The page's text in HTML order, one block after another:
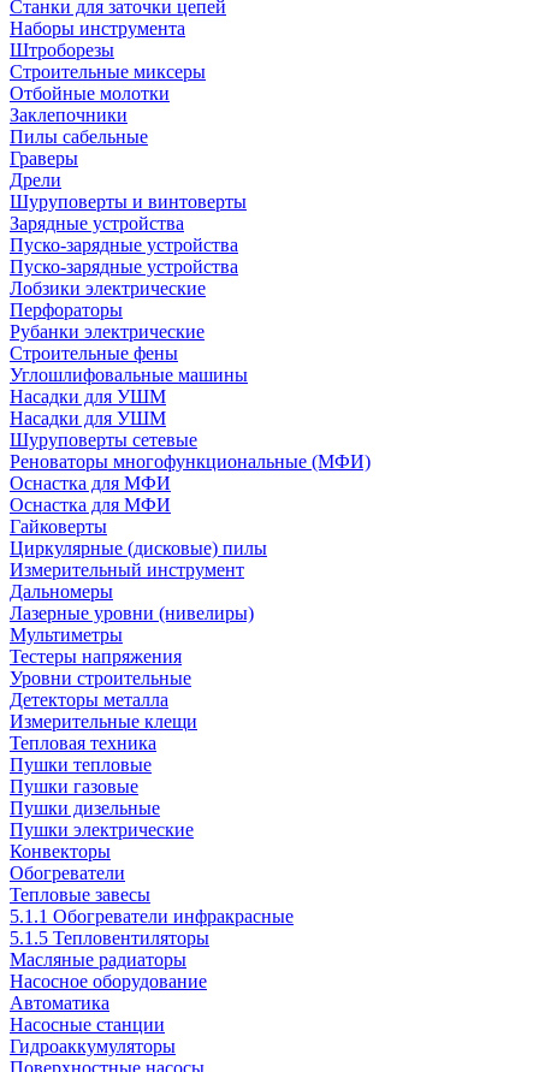
Станки для заточки цепей
Наборы инструмента
Штроборезы
Строительные миксеры
Отбойные молотки
Заклепочники
Пилы сабельные
Граверы
Дрели
Шуруповерты и винтоверты
Зарядные устройства
Пуско-зарядные устройства
Пуско-зарядные устройства
Лобзики электрические
Перфораторы
Рубанки электрические
Строительные фены
Углошлифовальные машины
Насадки для УШМ
Насадки для УШМ
Шуруповерты сетевые
Реноваторы многофункциональные (МФИ)
Оснастка для МФИ
Оснастка для МФИ
Гайковерты
Циркулярные (дисковые) пилы
Измерительный инструмент
Дальномеры
Лазерные уровни (нивелиры)
Мультиметры
Тестеры напряжения
Уровни строительные
Детекторы металла
Измерительные клещи
Тепловая техника
Пушки тепловые
Пушки газовые
Пушки дизельные
Пушки электрические
Конвекторы
Обогреватели
Тепловые завесы
5.1.1 Обогреватели инфракрасные
5.1.5 Тепловентиляторы
Масляные радиаторы
Насосное оборудование
Автоматика
Насосные станции
Гидроаккумуляторы
Поверхностные насосы